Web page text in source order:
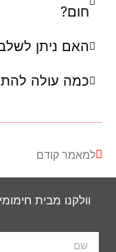
חום?
האם ניתן
כמה עולה
למאמר קודם
וולקנו מבית